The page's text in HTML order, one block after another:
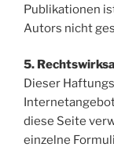
Publikationen
Autors nicht
5.
Dieser
diese Seite
einzelne